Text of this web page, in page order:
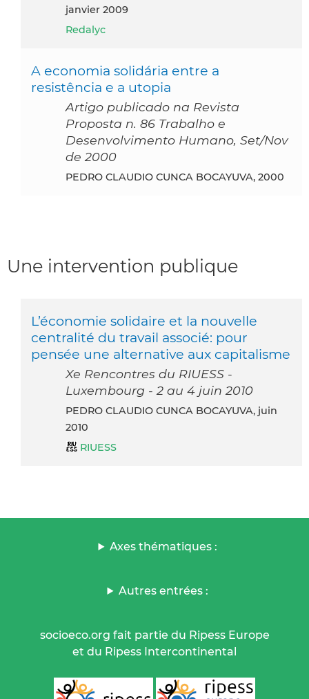
janvier 2009
Redalyc
A economia solidária entre a
resistência e a utopia
Artigo publicado na Revista
Proposta n. 86 Trabalho e
Desenvolvimento Humano, Set/Nov
de 2000
PEDRO CLAUDIO CUNCA BOCAYUVA, 2000
Une intervention publique
L’économie solidaire et la nouvelle
centralité du travail associé: pour
pensée une alternative aux capitalisme
Xe Rencontres du RIUESS -
Luxembourg - 2 au 4 juin 2010
PEDRO CLAUDIO CUNCA BOCAYUVA, juin
2010
RIUESS
Axes thématiques :
Autres entrées :
socioeco.org fait partie du Ripess Europe
et du Ripess Intercontinental